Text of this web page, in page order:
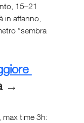
15–21
in affanno,
“sembra
→
time 3h: